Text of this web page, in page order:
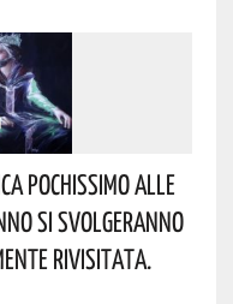
Pochissimo Alle
Si Svolgeranno
Rivisitata.